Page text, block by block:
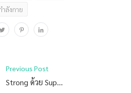
ลังกาย
Previous Post
Strong ด้วย Super band